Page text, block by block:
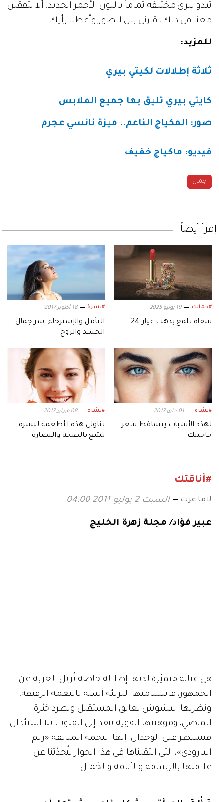
تبدو بيري مختلفة تماماً باللون الأحمر الجديد. ألا تتفقين
معنا في ذلك، قارني بين الصور وأعطنا رأيك...
للمزيد:
ثلاثة إطلالات لكيتي بيري
كايتي بيري تليق بها جميع الملابس
صور: المكياج الناعم.. ميزة نانسي عجرم
فيديو: ماكياج خفيف
جمال
إقرأ أيضاً
#جمالك 19 يوليو 2025
شفاه تلمع بذهب عيار 24
#بشرة 18 أكتوبر 2017
التأمل والإسترخاء: سر جمال
الجسد والروح
#بشرة 01 مايو 2017
لهذه الأسباب يتساقط شعر
حاجبيك
#بشرة 08 فبراير 2017
تناولي هذه الأطعمة لبشرة
تشع بالصحة والنضارة
#أناقتك
لاما عزت السبت 2 يوليو 2011 04:00
عبير فؤاد/ مجلة زهرة الخليج
هي فنانة متميّزة لديها إطلالة خاصة تُزيل الغربة عن
الجمهور، فابتسامتها البريئة أشبه بالنغمة الرقيقة،
ونظرتها البشوش تعانق المستقبل وتطرد حَيْرة
الماضي، وموهبتها القوية تنفذ إلى القلوب بلا استئذان
فتسيطر على الوجدان. إنها النجمة المتألقة «ريم
البارودي»، التي التقيناها في هذا الحوار لتُحدّثنا عن
علاقتها بالرشاقة والأناقة والجَمال.